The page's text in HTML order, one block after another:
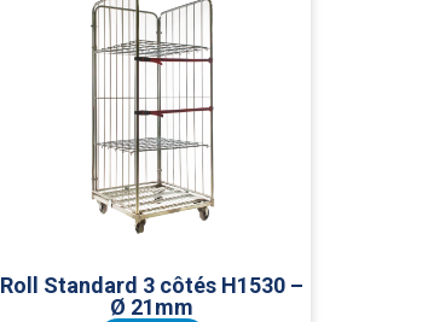
Roll Standard 3 côtés H1530 –
Ø 21mm